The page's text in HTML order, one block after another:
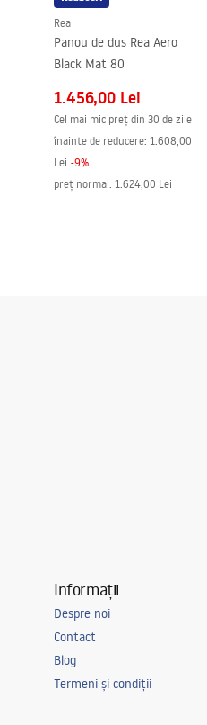
Tehnologia de acoperire
Distanța dintre racorduri
Garantie
Rea
Panou de dus Rea Aero
Black Mat 80
1.456,00 Lei
Cel mai mic preț din 30 de zile
înainte de reducere: 1.608,00
Lei -9%
preț normal: 1.624,00 Lei
Informații
Despre noi
Contact
Blog
Termeni și condiții